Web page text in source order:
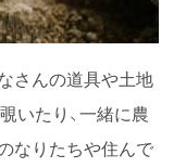
さんの道具や土地
いたり、一緒に農
なりたちや住んで